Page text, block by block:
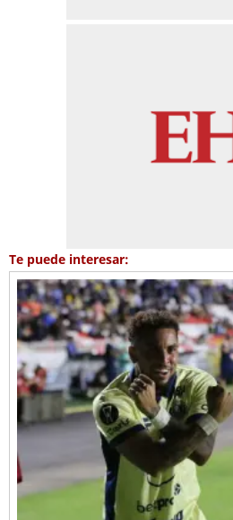
Te puede interesar: